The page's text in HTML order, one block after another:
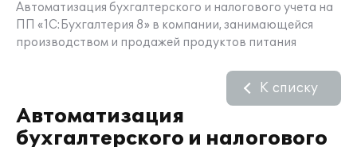
Автоматизация бухгалтерского и налогового учета на
ПП «1С:Бухгалтерия 8» в компании, занимающейся
производством и продажей продуктов питания
Автоматизация
бухгалтерского и налогового
К списку